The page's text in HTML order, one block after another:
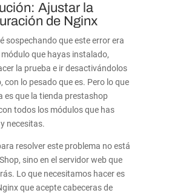
Ajustar la
de Nginx
sospechando que este error era
que hayas instalado,
la prueba e ir desactivándolos
con lo pesado que es. Pero lo que
es que la tienda prestashop
todos los módulos que has
necesitas.
resolver este problema no está
sino en el servidor web que
Lo que necesitamos hacer es
que acepte cabeceras de